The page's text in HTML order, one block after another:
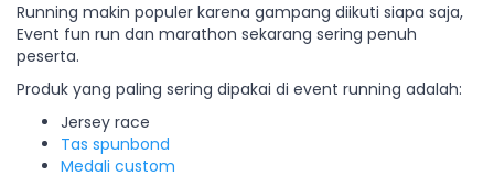
Running makin populer karena gampang diikuti siapa saja,
Event fun run dan marathon sekarang sering penuh
peserta.
Produk yang paling sering dipakai di event running adalah:
Jersey race
Tas spunbond
Medali custom